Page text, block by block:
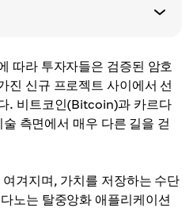
따라 투자자들은 검증된 암호
진 신규 프로젝트 사이에서 선
. 비트코인(Bitcoin)과 카르다
측면에서 매우 다른 길을 걷
겨지며, 가치를 저장하는 수단
노는 탈중앙화 애플리케이션